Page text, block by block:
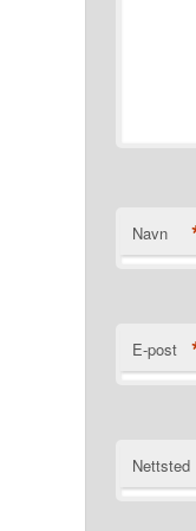
Navn
E-post
Nettsted